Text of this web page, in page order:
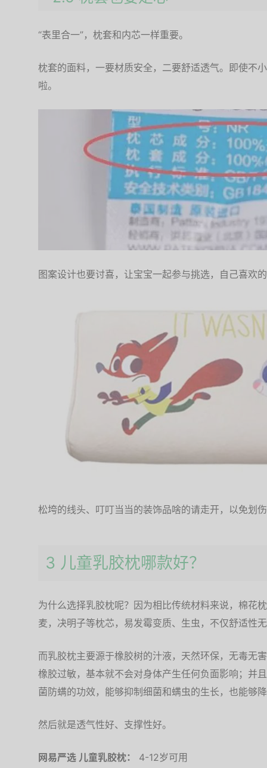
“表里合一”，枕套和内芯一样重要。
枕套的面料，一要材质安全，二要舒适透气。即使不
啦。
图案设计也要讨喜，让宝宝一起参与挑选，自己喜欢
松垮的线头、叮叮当当的装饰品啥的请走开，以免划
3 儿童乳胶枕哪款好？
为什么选择乳胶枕呢？因为相比传统材料来说，棉花
麦，决明子等枕芯，易发霉变质、生虫，不仅舒适性
而乳胶枕主要源于橡胶树的汁液，天然环保，无毒无
橡胶过敏，基本就不会对身体产生任何负面影响；并
菌防螨的功效，能够抑制细菌和螨虫的生长，也能够
然后就是透气性好、支撑性好。
网易严选 儿童乳胶枕： 4-12岁可用